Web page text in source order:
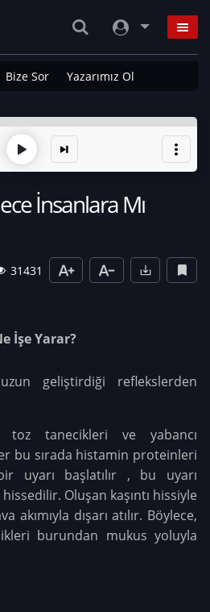
Bize Sor Yazarımız Ol
İnsanlara Mı
31431
İşe Yarar?
geliştirdiği reflekslerden
toz tanecikleri ve yabancı
bu sırada histamin proteinleri
uyarı başlatılır , bu uyarı
Oluşan kaşıntı hissiyle
dışarı atılır. Böylece,
burundan mukus yoluyla